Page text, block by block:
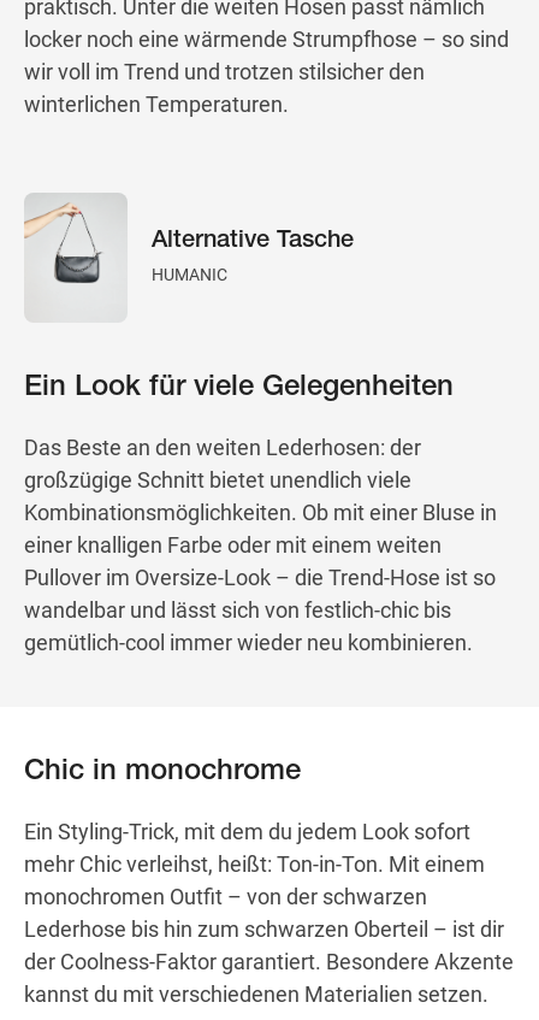
praktisch. Unter die weiten Hosen passt nämlich
locker noch eine wärmende Strumpfhose – so sind
wir voll im Trend und trotzen stilsicher den
winterlichen Temperaturen.
Alternative Tasche
HUMANIC
Ein Look für viele Gelegenheiten
Das Beste an den weiten Lederhosen: der
großzügige Schnitt bietet unendlich viele
Kombinationsmöglichkeiten. Ob mit einer Bluse in
einer knalligen Farbe oder mit einem weiten
Pullover im Oversize-Look – die Trend-Hose ist so
wandelbar und lässt sich von festlich-chic bis
gemütlich-cool immer wieder neu kombinieren.
Chic in monochrome
Ein Styling-Trick, mit dem du jedem Look sofort
mehr Chic verleihst, heißt: Ton-in-Ton. Mit einem
monochromen Outfit – von der schwarzen
Lederhose bis hin zum schwarzen Oberteil – ist dir
der Coolness-Faktor garantiert. Besondere Akzente
kannst du mit verschiedenen Materialien setzen.